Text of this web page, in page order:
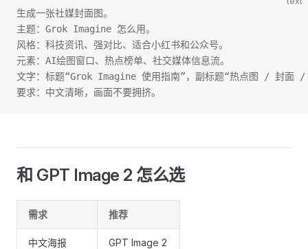
生成一张社媒封面图。
主题：Grok Imagine 怎么用。
风格：科技资讯、强对比、适合小红书和公众号。
元素：AI绘图窗口、热点榜单、社交媒体信息流。
文字：标题“Grok Imagine 使用指南”，副标题“热点图 / 封面 /
要求：中文清晰，画面不要拥挤。
和 GPT Image 2 怎么选
需求 推荐
中文海报 GPT Image 2